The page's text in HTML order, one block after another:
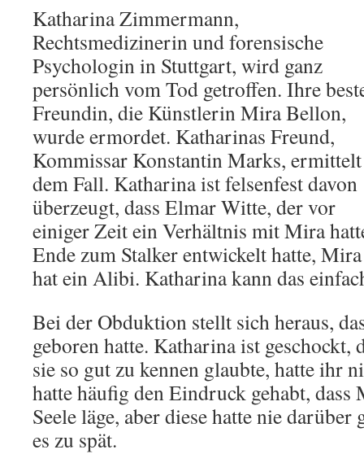
Katharina Zimmermann,
Rechtsmedizinerin und forensische
Psychologin in Stuttgart, wird ganz
persönlich vom Tod getroffen. Ihre
Freundin, die Künstlerin Mira Bellon,
wurde ermordet. Katharinas Freund,
Kommissar Konstantin Marks,
dem Fall. Katharina ist felsenfest davon
überzeugt, dass Elmar Witte, der vor
einiger Zeit ein Verhältnis mit Mira
Ende zum Stalker entwickelt hatte,
hat ein Alibi. Katharina kann das
Bei der Obduktion stellt sich heraus,
geboren hatte. Katharina ist geschockt,
sie so gut zu kennen glaubte, hatte ihr
hatte häufig den Eindruck gehabt, dass
Seele läge, aber diese hatte nie
es zu spät.